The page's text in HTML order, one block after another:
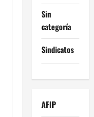
Sin
categoría
Sindicatos
AFIP